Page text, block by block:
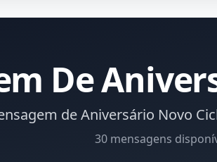
De
de Aniversário Novo
30 mensagens